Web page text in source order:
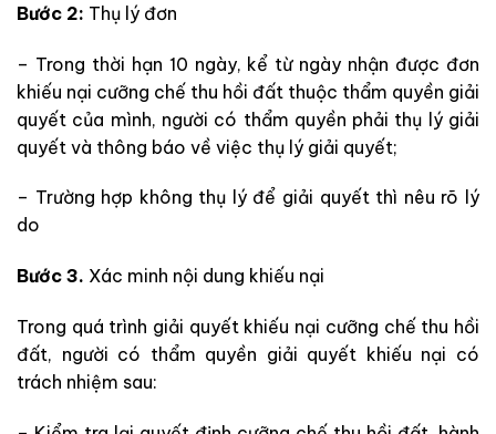
Bước 2: Thụ lý đơn
– Trong thời hạn 10 ngày, kể từ ngày nhận được đơn
khiếu nại cưỡng chế thu hồi đất thuộc thẩm quyền giải
quyết của mình, người có thẩm quyền phải thụ lý giải
quyết và thông báo về việc thụ lý giải quyết;
– Trường hợp không thụ lý để giải quyết thì nêu rõ lý
do
Bước 3. Xác minh nội dung khiếu nại
Trong quá trình giải quyết khiếu nại cưỡng chế thu hồi
đất, người có thẩm quyền giải quyết khiếu nại có
trách nhiệm sau: